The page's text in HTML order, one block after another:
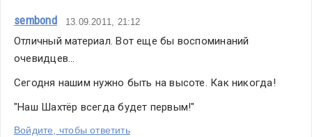
sembond 13.09.2011, 21:12
Отличный материал. Вот еще бы воспоминаний
очевидцев...
Сегодня нашим нужно быть на высоте. Как никогда!
"Наш Шахтёр всегда будет первым!"
Войдите, чтобы ответить